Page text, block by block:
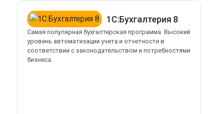
1С:Бухгалтерия 8
Самая популярная бухгалтерская программа. Высокий
уровень автоматизации учета и отчетности в
соответствии с законодательством и потребностями
бизнеса.